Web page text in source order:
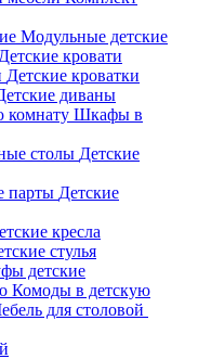
Модульные детские
Детские кровати
Детские кроватки
диваны
Шкафы в
Детские
Детские
кресла
стулья
детские
Комоды в детскую
для столовой